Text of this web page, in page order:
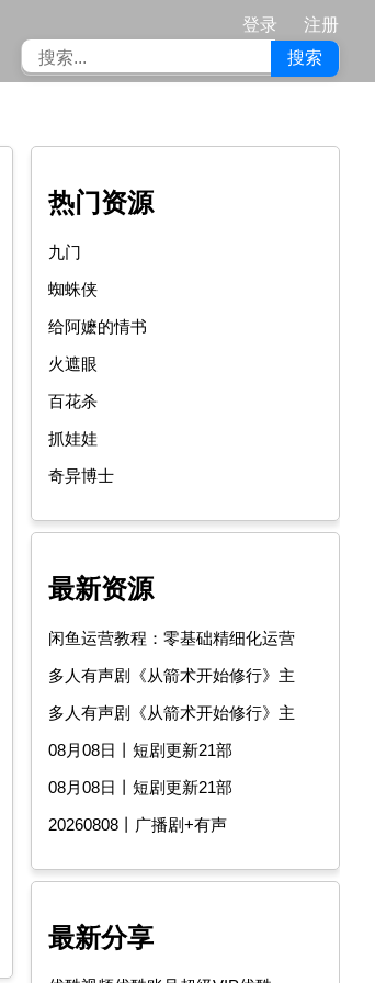
登录 注册
搜索
热门资源
九门
蜘蛛侠
给阿嬷的情书
火遮眼
百花杀
抓娃娃
奇异博士
最新资源
闲鱼运营教程：零基础精细化运营
多人有声剧《从箭术开始修行》主
多人有声剧《从箭术开始修行》主
08月08日丨短剧更新21部
08月08日丨短剧更新21部
20260808丨广播剧+有声
最新分享